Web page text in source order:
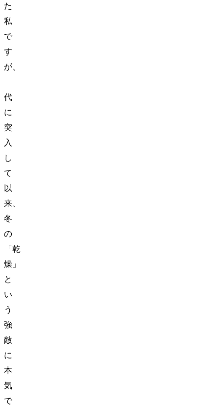
た
私
で
す
が、
代
に
突
入
し
て
以
来、
冬
の
「乾
燥」
と
い
う
強
敵
に
本
気
で